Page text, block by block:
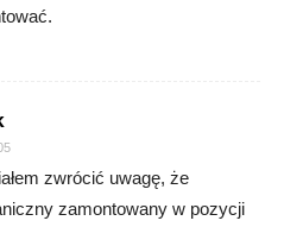
zwrócić uwagę, że
zamontowany w pozycji